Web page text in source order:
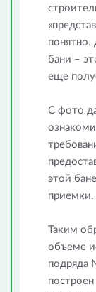
понятно.
бани –
еще
С фото
этой
приемки.
Таким
объеме
подряда